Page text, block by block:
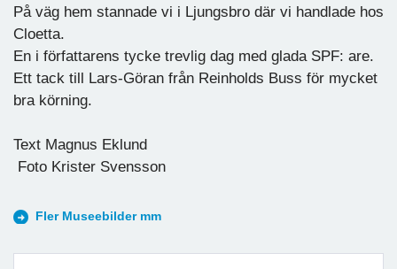
På väg hem stannade vi i Ljungsbro där vi handlade hos
Cloetta.
En i författarens tycke trevlig dag med glada SPF: are.
Ett tack till Lars-Göran från Reinholds Buss för mycket
bra körning.
Text Magnus Eklund
Foto Krister Svensson
Fler Museebilder mm